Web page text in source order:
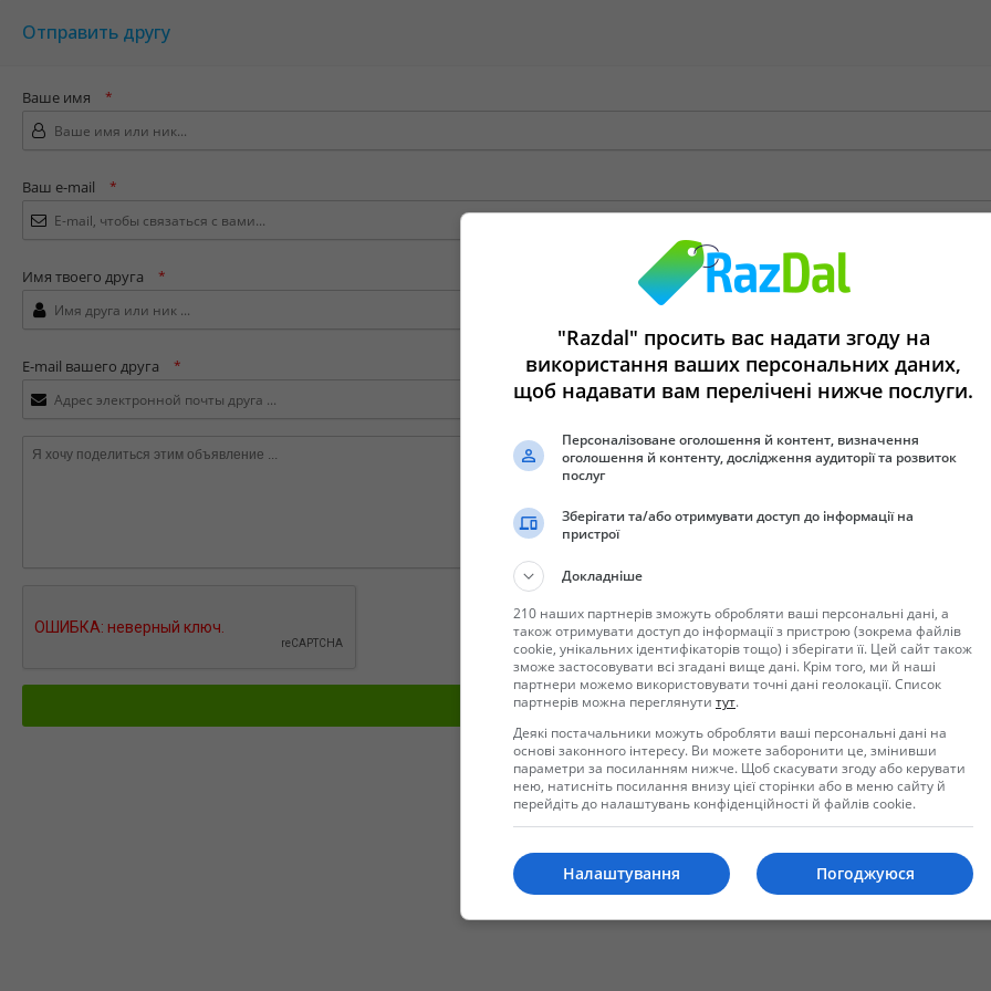
Отправить другу
Ваше имя *
Ваш e-mail *
Имя твоего друга *
E-mail вашего друга *
Отправить сообщение
"Razdal" просить вас надати згоду на
використання ваших персональних даних,
щоб надавати вам перелічені нижче послуги.
Персоналізоване оголошення й контент, визначення
оголошення й контенту, дослідження аудиторії та розвиток
послуг
Зберігати та/або отримувати доступ до інформації на
пристрої
Докладніше
210 наших партнерів зможуть обробляти ваші персональні дані, а
також отримувати доступ до інформації з пристрою (зокрема файлів
cookie, унікальних ідентифікаторів тощо) і зберігати її. Цей сайт також
зможе застосовувати всі згадані вище дані. Крім того, ми й наші
партнери можемо використовувати точні дані геолокації. Список
партнерів можна переглянути тут.
Деякі постачальники можуть обробляти ваші персональні дані на
основі законного інтересу. Ви можете заборонити це, змінивши
параметри за посиланням нижче. Щоб скасувати згоду або керувати
нею, натисніть посилання внизу цієї сторінки або в меню сайту й
перейдіть до налаштувань конфіденційності й файлів cookie.
Погоджуюся
Налаштування